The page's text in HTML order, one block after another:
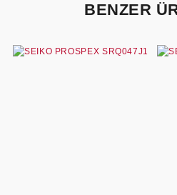
BENZER